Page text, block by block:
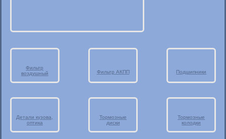
Фильтр
воздушный
Фильтр АКПП Подшипники
Детали кузова,
оптика
Тормозные
диски
Тормозные
колодки